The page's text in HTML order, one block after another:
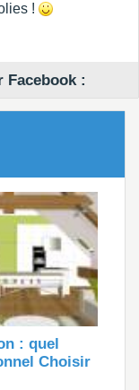
!
Facebook :
: quel
Choisir